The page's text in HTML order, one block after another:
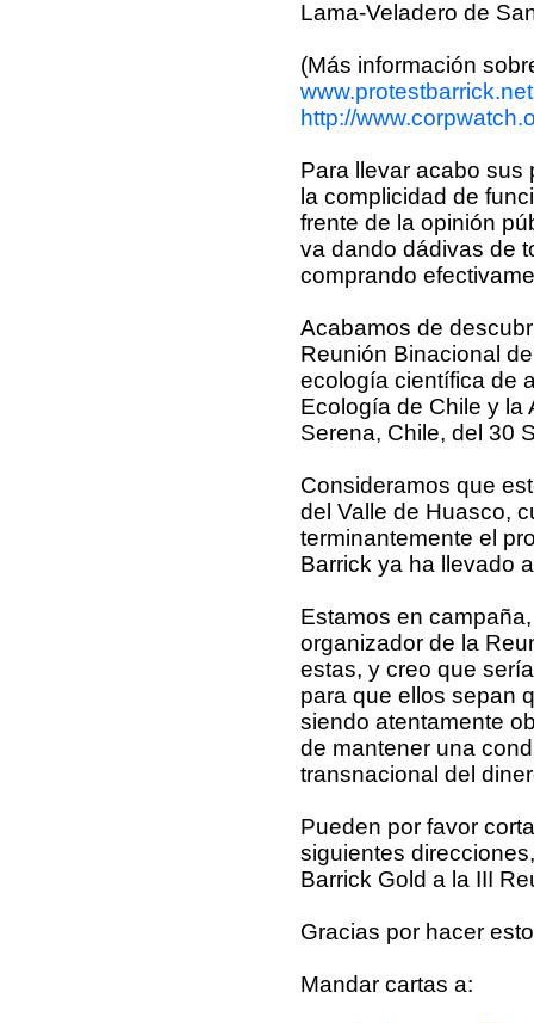
Lama-Veladero de
(Más información
www.protestbarrick.net
http://
Para llevar acabo sus
la complicidad de
frente de la opinión
va dando dádivas de
comprando
Acabamos de
Reunión Binacional
ecología científica de
Ecología de Chile y la
Serena, Chile, del 30
Consideramos que
del Valle de Huasco,
terminantemente el
Barrick ya ha llevado
Estamos en
organizador de la
estas, y creo que
para que ellos sepan
siendo atentamente
de mantener una
transnacional del
Pueden por favor
siguientes
Barrick Gold a la III
Gracias por hacer
Mandar cartas a: